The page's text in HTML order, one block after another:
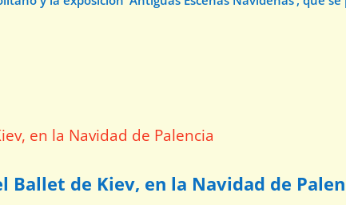
Ballet de Kiev, en la Navidad de